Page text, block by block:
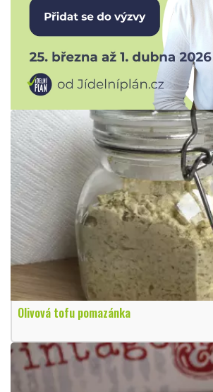
Olivová tofu pomazánka